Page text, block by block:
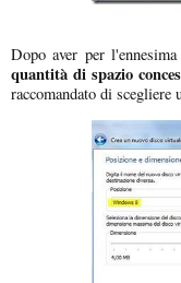
Dopo aver per
quantità di spazio
raccomandato di scegliere